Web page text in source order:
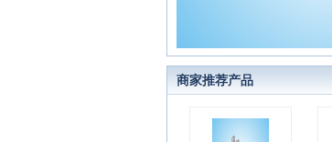
商家推荐产品